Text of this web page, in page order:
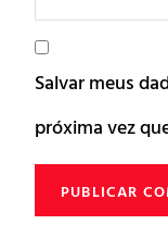
Salvar meus
próxima vez